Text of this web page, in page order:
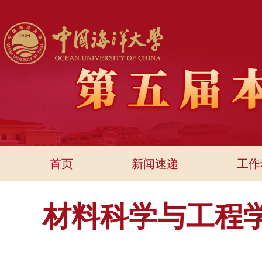
首页 新闻速递 工
材料科学与工程